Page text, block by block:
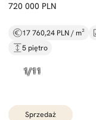
720 000 PLN
17 760,24 PLN / m²
5 piętro
sprzedaż